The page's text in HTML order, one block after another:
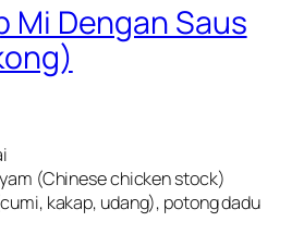
Mi Dengan Saus
(Chinese chicken stock)
kakap, udang), potong dadu